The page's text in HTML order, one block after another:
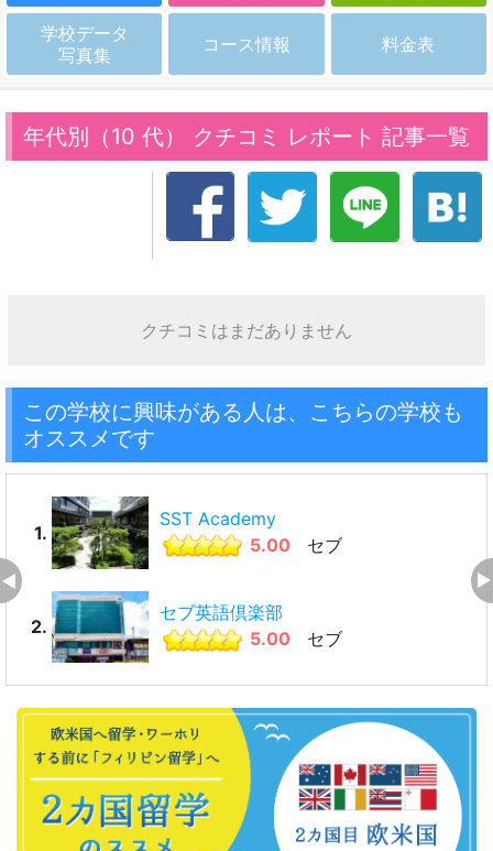
学校データ
写真集
コース情報 料金表
年代別（10 代） クチコミ レポート 記事一覧
クチコミはまだありません
この学校に興味がある人は、こちらの学校も
オススメです
1.
SST Academy
5.00
セブ
2.
セブ英語倶楽部
5.00
セブ